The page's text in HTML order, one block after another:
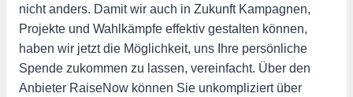
nicht anders. Damit wir auch in Zukunft Kampagnen,
Projekte und Wahlkämpfe effektiv gestalten können,
haben wir jetzt die Möglichkeit, uns Ihre persönliche
Spende zukommen zu lassen, vereinfacht. Über den
Anbieter RaiseNow können Sie unkompliziert über